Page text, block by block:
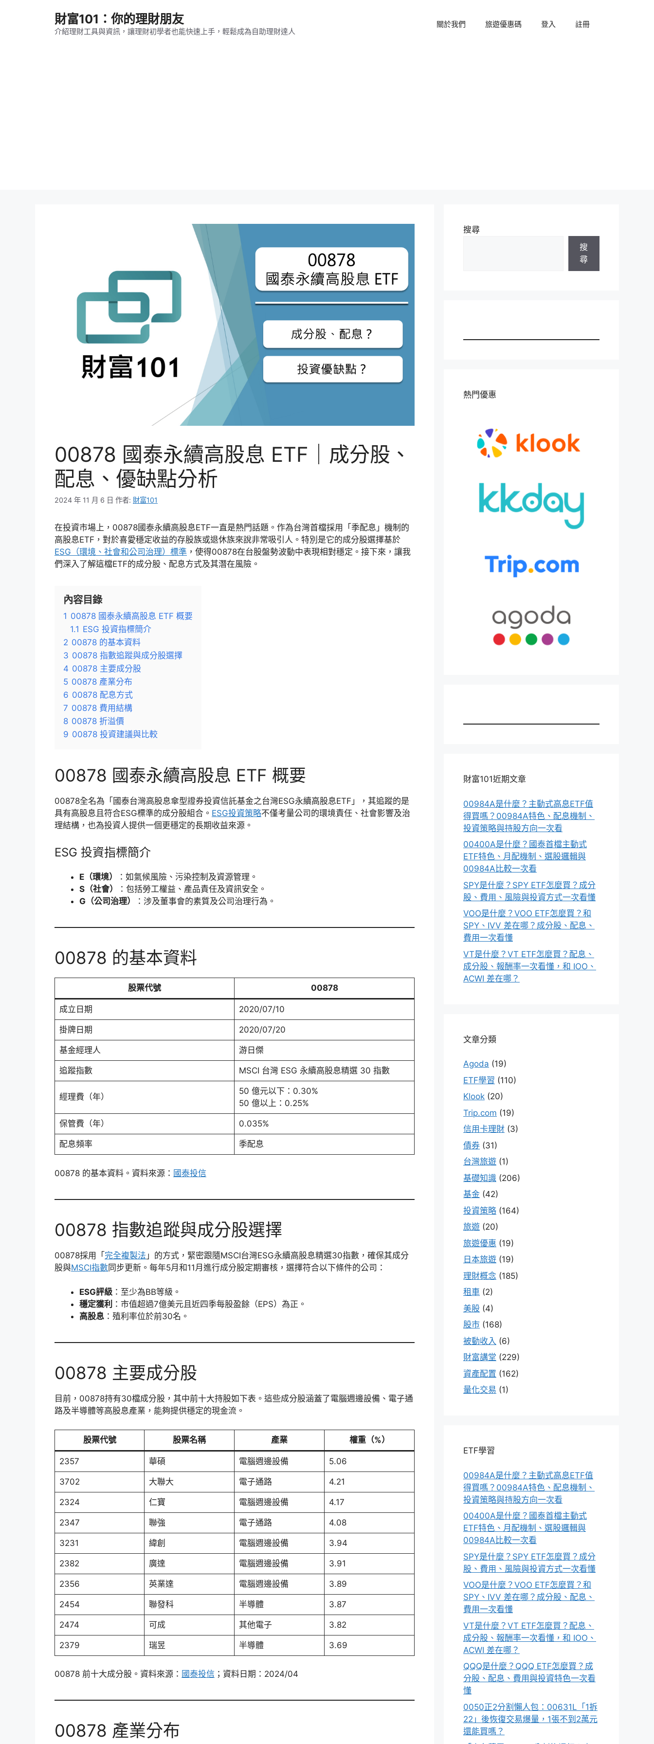
財富101：你的理財朋友
介紹理財工具與資訊，讓理財初學者也能快速上手，輕鬆成為自助理財達人
關於我們 旅遊優惠碼 登入 註冊
00878 國泰永續高股息 ETF｜成分股、
配息、優缺點分析
2024 年 11 月 6 日 作者: 財富101
在投資市場上，00878國泰永續高股息ETF一直是熱門話題。作為台灣首檔採用「季配息」機制的
高股息ETF，對於喜愛穩定收益的存股族或退休族來說非常吸引人。特別是它的成分股選擇基於
ESG（環境、社會和公司治理）標準 ，使得00878在台股盤勢波動中表現相對穩定。接下來，讓我
們深入了解這檔ETF的成分股、配息方式及其潛在風險。
內容目錄
1 00878 國泰永續高股息 ETF 概要
1.1 ESG 投資指標簡介
2 00878 的基本資料
3 00878 指數追蹤與成分股選擇
4 00878 主要成分股
5 00878 產業分布
6 00878 配息方式
7 00878 費用結構
8 00878 折溢價
9 00878 投資建議與比較
00878 國泰永續高股息 ETF 概要
00878全名為「國泰台灣高股息傘型證券投資信託基金之台灣ESG永續高股息ETF」，其追蹤的是
具有高股息且符合ESG標準的成分股組合。 ESG投資策略不僅考量公司的環境責任、社會影響及治
理結構，也為投資人提供一個更穩定的長期收益來源。
ESG 投資指標簡介
E（環境）
：如氣候風險、污染控制及資源管理。
S（社會）
：包括勞工權益、產品責任及資訊安全。
G（公司治理）
：涉及董事會的素質及公司治理行為。
00878 的基本資料
股票代號 00878
成立日期 2020/07/10
掛牌日期 2020/07/20
基金經理人 游日傑
追蹤指數 MSCI 台灣 ESG 永續高股息精選 30 指數
經理費（年）
50 億元以下：0.30%
50 億以上：0.25%
保管費（年） 0.035%
配息頻率 季配息
00878 的基本資料。資料來源： 國泰投信
00878 指數追蹤與成分股選擇
00878採用「完全複製法 」的方式，緊密跟隨MSCI台灣ESG永續高股息精選30指數，確保其成分
股與MSCI指數同步更新。每年5月和11月進行成分股定期審核，選擇符合以下條件的公司：
ESG評級 ：至少為BB等級。
穩定獲利 ：市值超過7億美元且近四季每股盈餘（EPS）為正。
高股息 ：殖利率位於前30名。
00878 主要成分股
目前，00878持有30檔成分股，其中前十大持股如下表。這些成分股涵蓋了電腦週邊設備、電子通
路及半導體等高股息產業，能夠提供穩定的現金流。
股票代號 股票名稱 產業 權重（%）
2357 華碩 電腦週邊設備 5.06
3702 大聯大 電子通路 4.21
2324 仁寶 電腦週邊設備 4.17
2347 聯強 電子通路 4.08
3231 緯創 電腦週邊設備 3.94
2382 廣達 電腦週邊設備 3.91
2356 英業達 電腦週邊設備 3.89
2454 聯發科 半導體 3.87
2474 可成 其他電子 3.82
2379 瑞昱 半導體 3.69
00878 前十大成分股。資料來源： 國泰投信 ；資料日期：2024/04
00878 產業分布
搜尋
搜
尋
熱門優惠
財富101近期文章
00984A是什麼？主動式高息ETF值
得買嗎？00984A特色、配息機制、
投資策略與持股方向一次看
00400A是什麼？國泰首檔主動式
ETF特色、月配機制、選股邏輯與
00984A比較一次看
SPY是什麼？SPY ETF怎麼買？成分
股、費用、風險與投資方式一次看懂
VOO是什麼？VOO ETF怎麼買？和
SPY、IVV 差在哪？成分股、配息、
費用一次看懂
VT是什麼？VT ETF怎麼買？配息、
成分股、報酬率一次看懂，和 IOO、
ACWI 差在哪？
文章分類
Agoda (19)
ETF學習 (110)
Klook (20)
Trip.com (19)
信用卡理財 (3)
債券 (31)
台灣旅遊 (1)
基礎知識 (206)
基金 (42)
投資策略 (164)
旅遊 (20)
旅遊優惠 (19)
日本旅遊 (19)
理財概念 (185)
租車 (2)
美股 (4)
股市 (168)
被動收入 (6)
財富講堂 (229)
資產配置 (162)
量化交易 (1)
ETF學習
00984A是什麼？主動式高息ETF值
得買嗎？00984A特色、配息機制、
投資策略與持股方向一次看
00400A是什麼？國泰首檔主動式
ETF特色、月配機制、選股邏輯與
00984A比較一次看
SPY是什麼？SPY ETF怎麼買？成分
股、費用、風險與投資方式一次看懂
VOO是什麼？VOO ETF怎麼買？和
SPY、IVV 差在哪？成分股、配息、
費用一次看懂
VT是什麼？VT ETF怎麼買？配息、
成分股、報酬率一次看懂，和 IOO、
ACWI 差在哪？
QQQ是什麼？QQQ ETF怎麼買？成
分股、配息、費用與投資特色一次看
懂
0050正2分割懶人包：00631L「1拆
22」後恢復交易爆量，1張不到2萬元
還能買嗎？